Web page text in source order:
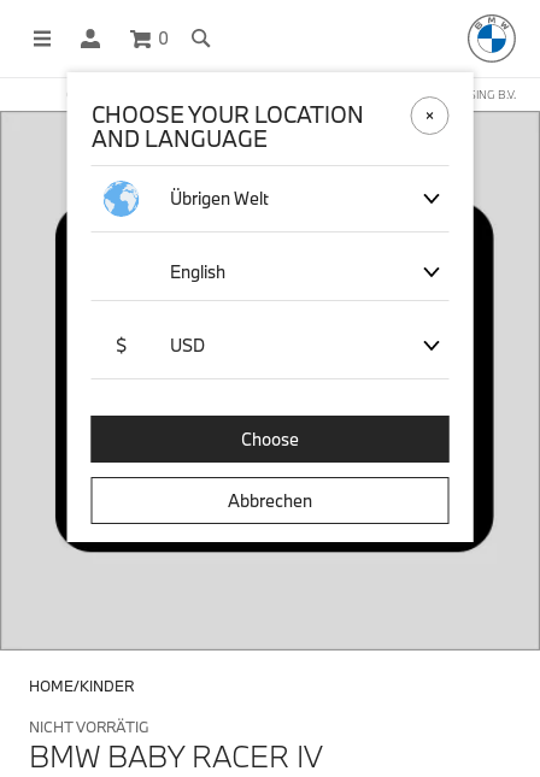
0
OFFICIAL BMW LIFESTYLE SHOP OPERATED BY STICHD SPORTMERCHANDISING B.V.
HOME KINDER
NICHT VORRÄTIG
BMW BABY RACER IV
CHOOSE YOUR LOCATION
AND LANGUAGE
Übrigen Welt
English
$ USD
Choose
Abbrechen